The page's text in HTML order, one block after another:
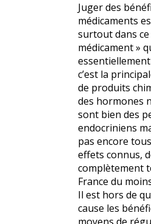
Juger des
médicaments
surtout dans ce
médicament »
c’est la
de produits
des hormones
sont bien des
endocriniens
pas encore
effets connus,
complètement
France du
Il est hors de
cause les